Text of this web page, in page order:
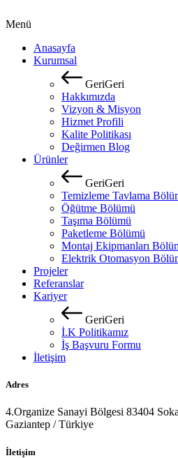
Menü
Anasayfa
Kurumsal
GeriGeri
Hakkımızda
Vizyon & Misyon
Hizmet Profili
Kalite Politikası
Değirmen Blog
Ürünler
GeriGeri
Temizleme Tavlama
Öğütme Bölümü
Taşıma Bölümü
Paketleme Bölümü
Montaj Ekipmanları
Elektrik Otomasyon
Projeler
Referanslar
Kariyer
GeriGeri
İ.K Politikamız
İş Başvuru Formu
İletişim
Adres
4.Organize Sanayi Bölgesi 83404
Gaziantep / Türkiye
İletişim